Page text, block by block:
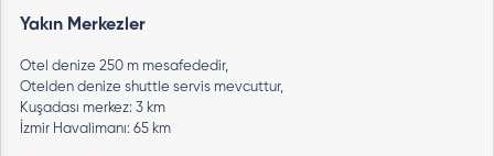
Yakın Merkezler
Otel denize 250 m mesafededir,
Otelden denize shuttle servis mevcuttur,
Kuşadası merkez: 3 km
İzmir Havalimanı: 65 km